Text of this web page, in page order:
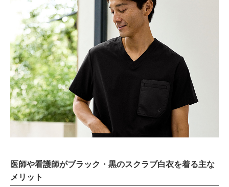
医師や看護師がブラック・黒のスクラブ白衣を着る主な
メリット